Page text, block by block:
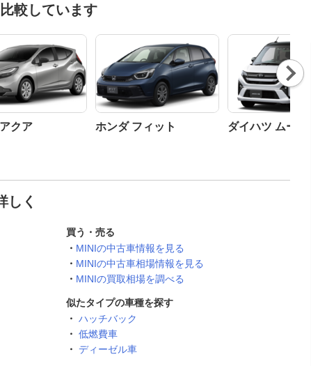
較しています
クア ホンダ フィット ダイハツ ムーヴ
Nex
t
しく
買う・売る
MINIの中古車情報を見る
MINIの中古車相場情報を見る
MINIの買取相場を調べる
似たタイプの車種を探す
ハッチバック
低燃費車
ディーゼル車